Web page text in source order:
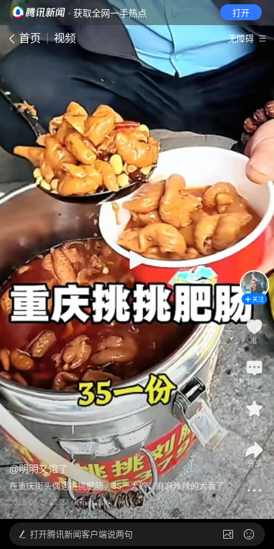
· 获取全网一手热点 打开
首页 视频 无障碍
@明明又饱了
在重庆街头偶遇挑挑肥肠，35一大碗，麻麻辣辣的太香了
2026-06-27 22:27 发布于湖北
关注
8
评论
1
分享
打开腾讯新闻客户端说两句